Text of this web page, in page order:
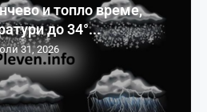
и топло време,
до 34°...
31, 2026